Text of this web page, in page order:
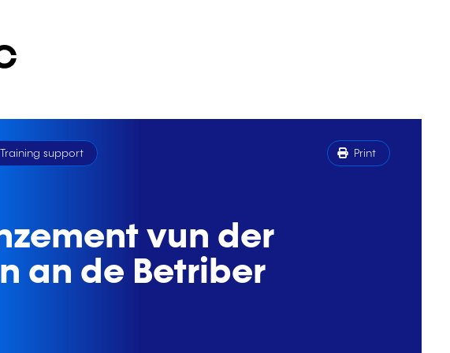
Training support Print
vun der
an de Betriber